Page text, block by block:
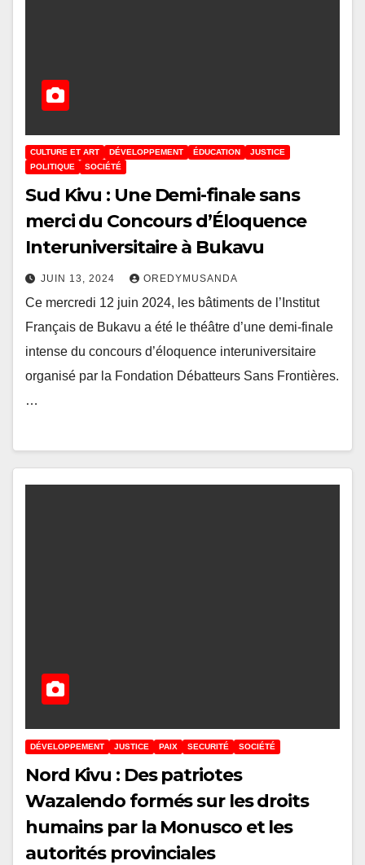
CULTURE ET ART DÉVELOPPEMENT ÉDUCATION
JUSTICE
POLITIQUE
SOCIÉTÉ
Sud Kivu : Une Demi-finale sans
merci du Concours d’Éloquence
Interuniversitaire à Bukavu
JUIN 13, 2024 OREDYMUSANDA
Ce mercredi 12 juin 2024, les bâtiments de l’Institut
Français de Bukavu a été le théâtre d’une demi-finale
intense du concours d’éloquence interuniversitaire
organisé par la Fondation Débatteurs Sans Frontières.
…
DÉVELOPPEMENT JUSTICE PAIX SECURITÉ SOCIÉTÉ
Nord Kivu : Des patriotes
Wazalendo formés sur les droits
humains par la Monusco et les
autorités provinciales